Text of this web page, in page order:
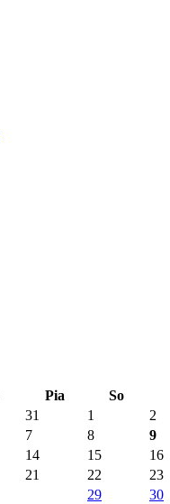
Pia
So
31 1
2
7 8
9
14 15
16
21 22 23
29
30